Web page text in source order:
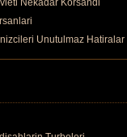
Nekadar Korsandi
Unutulmaz Hatiralar